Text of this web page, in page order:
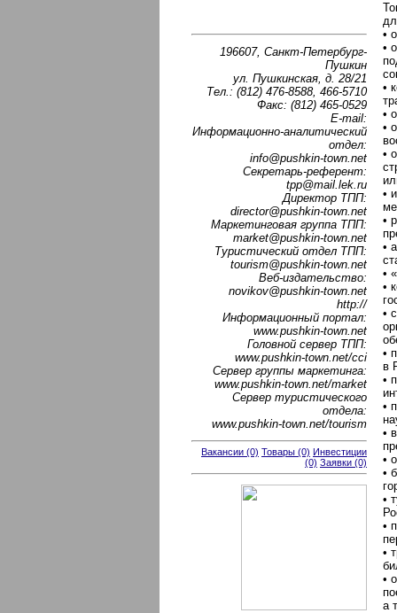
•
•
•
•
•
•
•
•
•
•
•
•
•
в
•
•
•
•
•
•
•
•
•
а
196607, Санкт-Петербург-
Пушкин
ул. Пушкинская, д. 28/21
Тел.: (812) 476-8588, 466-5710
Факс: (812) 465-0529
E-mail:
Информационно-аналитический
отдел:
info@pushkin-town.net
Секретарь-референт:
tpp@mail.lek.ru
Директор ТПП:
director@pushkin-town.net
Маркетинговая группа ТПП:
market@pushkin-town.net
Туристический отдел ТПП:
tourism@pushkin-town.net
Веб-издательство:
novikov@pushkin-town.net
http://
Информационный портал:
www.pushkin-town.net
Головной сервер ТПП:
www.pushkin-town.net/cci
Сервер группы маркетинга:
www.pushkin-town.net/market
Сервер туристического
отдела:
www.pushkin-town.net/tourism
Вакансии (0) Товары (0) Инвестиции
(0) Заявки (0)